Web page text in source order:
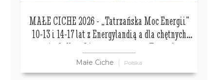
MAŁE CICHE 2026 - „Tatrzańska Moc Energii”
10-13 i 14-17 lat z Energylandią a dla chętnych
paintball, rafting, escape room, Słowacja
Małe Ciche Polska